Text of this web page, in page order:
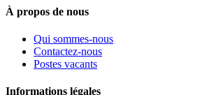
À propos de nous
Qui sommes-nous
Contactez-nous
Postes vacants
Informations légales